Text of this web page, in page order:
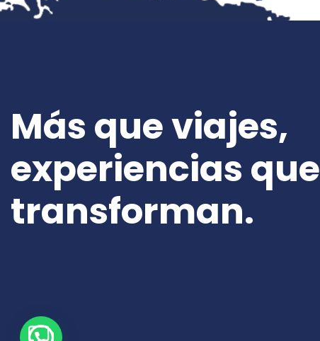
Más que viajes,
experiencias que
transforman.